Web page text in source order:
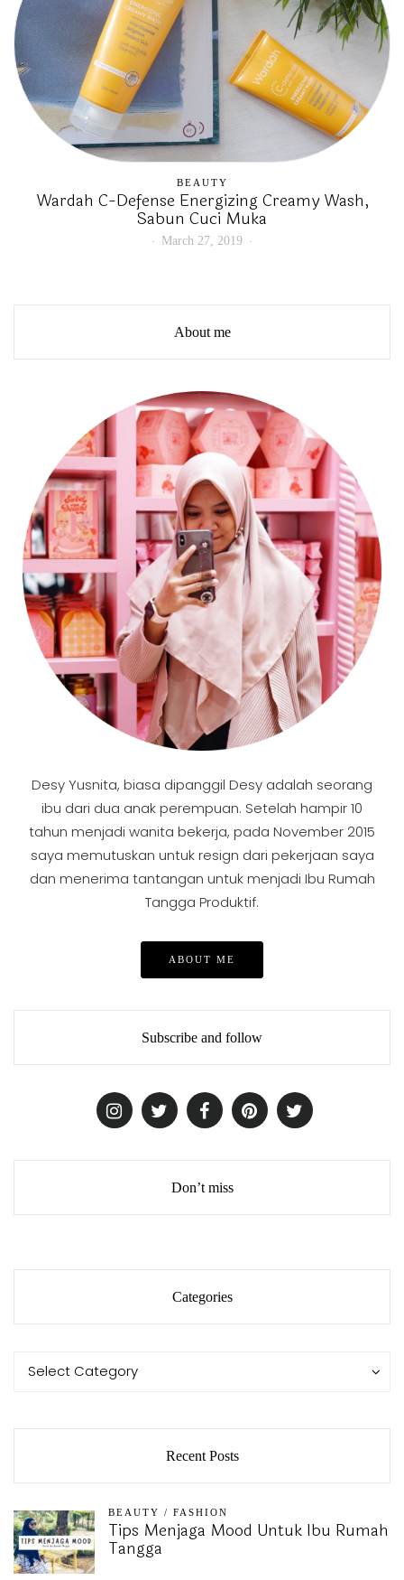
BEAUTY
Wardah C-Defense Energizing Creamy Wash,
Sabun Cuci Muka
March 27, 2019
About me
Desy Yusnita, biasa dipanggil Desy adalah seorang
ibu dari dua anak perempuan. Setelah hampir 10
tahun menjadi wanita bekerja, pada November 2015
saya memutuskan untuk resign dari pekerjaan saya
dan menerima tantangan untuk menjadi Ibu Rumah
Tangga Produktif.
ABOUT ME
Subscribe and follow
Don’t miss
Categories
Categories
Select Category
Categories
Recent Posts
BEAUTY / FASHION
Tips Menjaga Mood Untuk Ibu Rumah
Tangga